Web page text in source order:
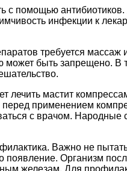
с помощью
инфекции к
требуется массаж
может быть запрещено. В
лечить мастит
применением
с врачом. Народные
Важно не
появление. Организм
железам. Для